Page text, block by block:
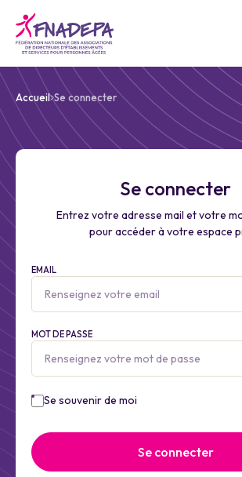
Accueil Se connecter
Se connecter
Entrez votre adresse mail et votre
pour accéder à votre espace
EMAIL
MOT DE PASSE
Se souvenir de moi
Se connecter